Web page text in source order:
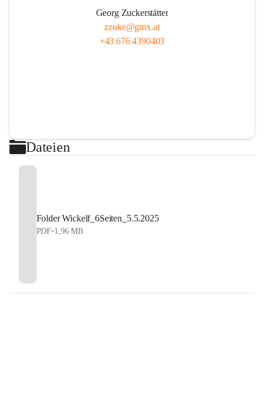
Georg Zuckerstätter
zzuke@gmx.at
+43 676 4390403
Dateien
Folder Wickelf_6Seiten_5.5.2025
PDF•1,96 MB